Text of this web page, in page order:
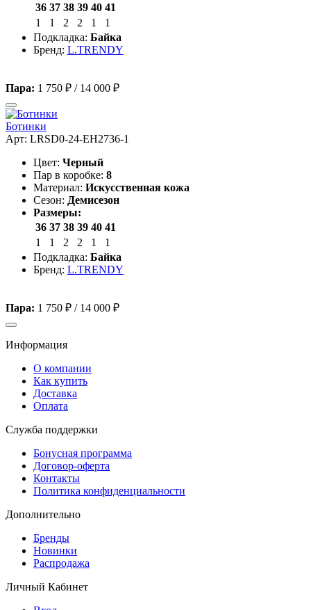
36 37 38 39 40 41
1
1 2 2 1
1
Подкладка: Байка
Бренд: L.TRENDY
Пара: 1 750 ₽ / 14 000 ₽
Ботинки
Арт: LRSD0-24-EH2736-1
Цвет: Черный
Пар в коробке: 8
Материал: Искусственная кожа
Сезон: Демисезон
Размеры:
36 37 38 39 40 41
1
1 2 2 1
1
Подкладка: Байка
Бренд: L.TRENDY
Пара: 1 750 ₽ / 14 000 ₽
Информация
О компании
Как купить
Доставка
Оплата
Служба поддержки
Бонусная программа
Договор-оферта
Контакты
Политика конфиденциальности
Дополнительно
Бренды
Новинки
Распродажа
Личный Кабинет